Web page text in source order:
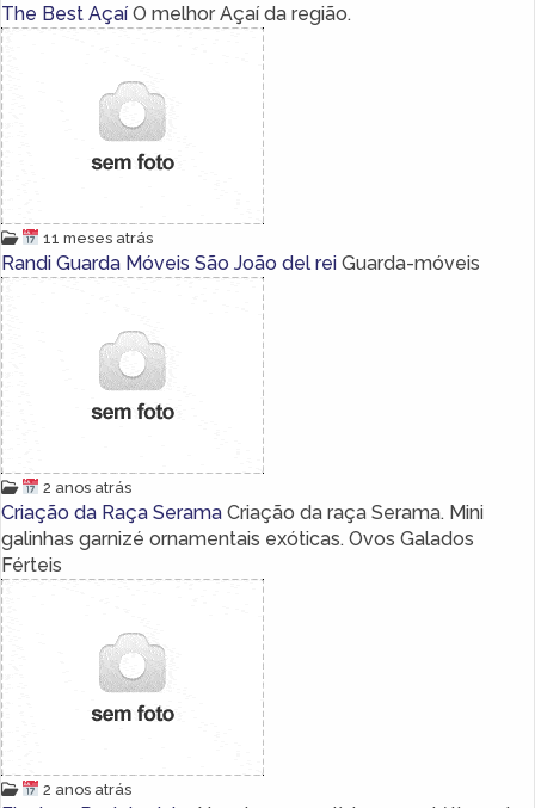
The Best Açaí O melhor Açaí da região.
11 meses atrás
Randi Guarda Móveis São João del rei Guarda-móveis
2 anos atrás
Criação da Raça Serama Criação da raça Serama. Mini
galinhas garnizé ornamentais exóticas. Ovos Galados
Férteis
2 anos atrás